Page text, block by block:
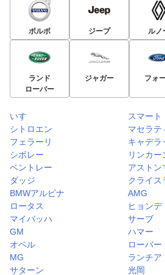
ボルボ ジープ ルノ
ランド
ローバー
ジャガー フォ
いすゞ
スマート
シトロエン
マセラテ
フェラーリ
キャデラ
シボレー
リンカー
ベントレー
アストン
ダッジ
クライス
BMWアルピナ
AMG
ロータス
ヒョンデ
マイバッハ
サーブ
GM
ハマー
オペル
ローバー
MG
ランチア
サターン
光岡